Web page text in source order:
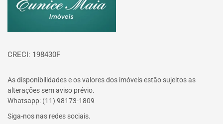
CRECI: 198430F
As disponibilidades e os valores dos imóveis estão sujeitos as
alterações sem aviso prévio.
Whatsapp: (11) 98173-1809
Siga-nos nas redes sociais.